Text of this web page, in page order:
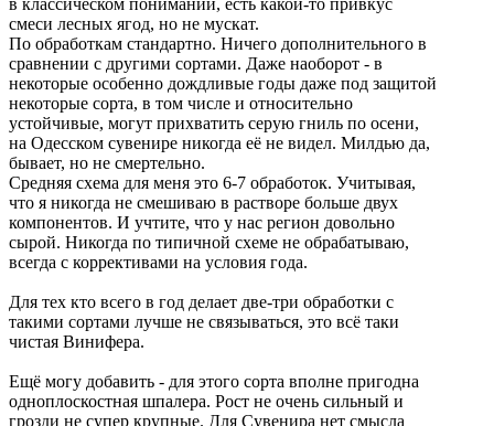
смеси лесных ягод, но не мускат.
По обработкам стандартно. Ничего дополнительного в
сравнении с другими сортами. Даже наоборот - в
некоторые особенно дождливые годы даже под защитой
некоторые сорта, в том числе и относительно
устойчивые, могут прихватить серую гниль по осени,
на Одесском сувенире никогда её не видел. Милдью да,
бывает, но не смертельно.
Средняя схема для меня это 6-7 обработок. Учитывая,
что я никогда не смешиваю в растворе больше двух
компонентов. И учтите, что у нас регион довольно
сырой. Никогда по типичной схеме не обрабатываю,
всегда с коррективами на условия года.
Для тех кто всего в год делает две-три обработки с
такими сортами лучше не связываться, это всё таки
чистая Винифера.
Ещё могу добавить - для этого сорта вполне пригодна
одноплоскостная шпалера. Рост не очень сильный и
грозди не супер крупные. Для Сувенира нет смысла